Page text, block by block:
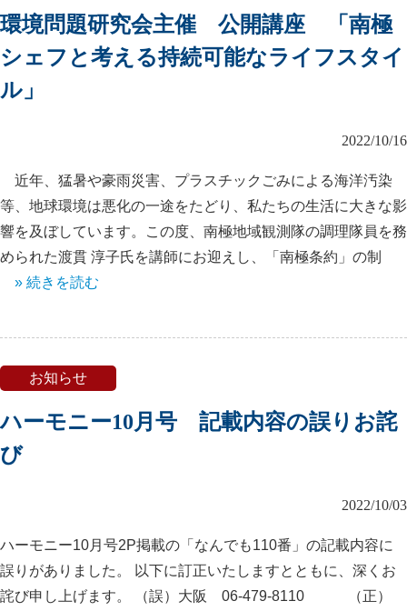
環境問題研究会主催 公開講座 「南極
シェフと考える持続可能なライフスタイ
ル」
2022/10/16
近年、猛暑や豪雨災害、プラスチックごみによる海洋汚染
等、地球環境は悪化の一途をたどり、私たちの生活に大きな影
響を及ぼしています。この度、南極地域観測隊の調理隊員を務
められた渡貫 淳子氏を講師にお迎えし、「南極条約」の制
» 続きを読む
お知らせ
ハーモニー10月号 記載内容の誤りお詫
び
2022/10/03
ハーモニー10月号2P掲載の「なんでも110番」の記載内容に
誤りがありました。 以下に訂正いたしますとともに、深くお
詫び申し上げます。 （誤）大阪 06-479-8110 （正）